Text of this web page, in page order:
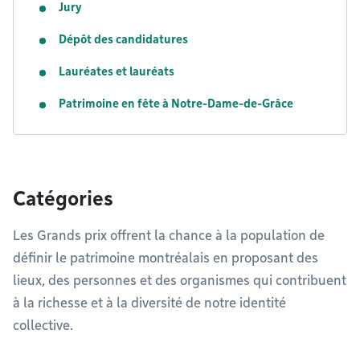
Jury
Dépôt des candidatures
Lauréates et lauréats
Patrimoine en fête à Notre-Dame-de-Grâce
Catégories
Les Grands prix offrent la chance à la population de
définir le patrimoine montréalais en proposant des
lieux, des personnes et des organismes qui contribuent
à la richesse et à la diversité de notre identité
collective.